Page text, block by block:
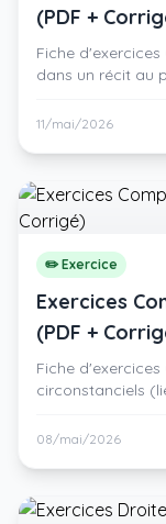
(PDF +
Fiche
dans un récit au
imprimer.
11/mai/2026
✏️ Exercice
Exercices
(PDF +
Fiche
circonstanciels
imprimer.
08/mai/2026